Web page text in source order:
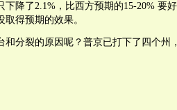
下降了2.1%，比西方预期的15-20% 要
得预期的效果。
和分裂的原因呢？普京已打下了四个州